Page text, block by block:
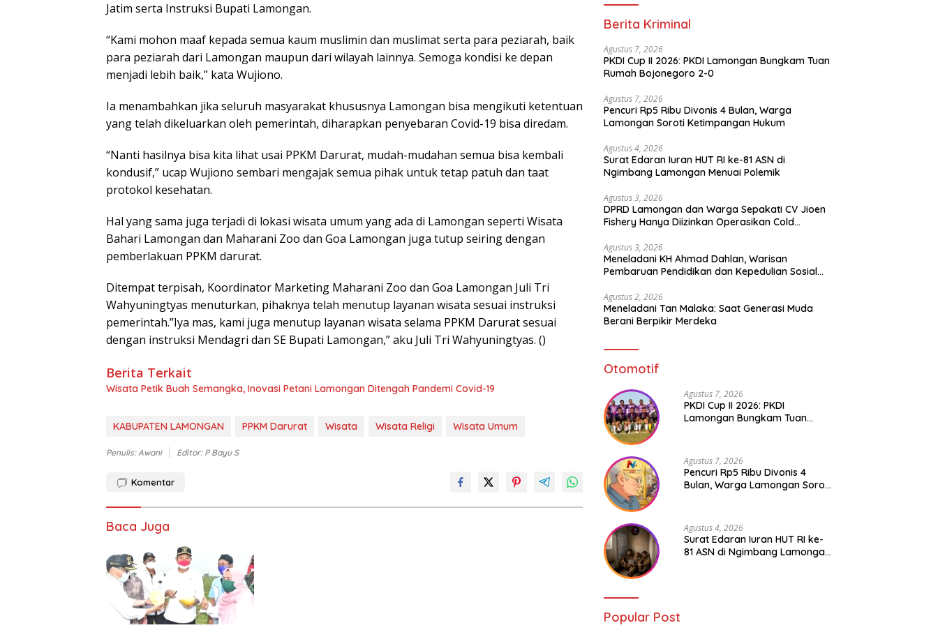
Jatim serta Instruksi Bupati Lamongan.
“Kami mohon maaf kepada semua kaum muslimin dan muslimat serta para peziarah, baik
para peziarah dari Lamongan maupun dari wilayah lainnya. Semoga kondisi ke depan
menjadi lebih baik,” kata Wujiono.
Ia menambahkan jika seluruh masyarakat khususnya Lamongan bisa mengikuti ketentuan
yang telah dikeluarkan oleh pemerintah, diharapkan penyebaran Covid-19 bisa diredam.
“Nanti hasilnya bisa kita lihat usai PPKM Darurat, mudah-mudahan semua bisa kembali
kondusif,” ucap Wujiono sembari mengajak semua pihak untuk tetap patuh dan taat
protokol kesehatan.
Hal yang sama juga terjadi di lokasi wisata umum yang ada di Lamongan seperti Wisata
Bahari Lamongan dan Maharani Zoo dan Goa Lamongan juga tutup seiring dengan
pemberlakuan PPKM darurat.
Ditempat terpisah, Koordinator Marketing Maharani Zoo dan Goa Lamongan Juli Tri
Wahyuningtyas menuturkan, pihaknya telah menutup layanan wisata sesuai instruksi
pemerintah.”Iya mas, kami juga menutup layanan wisata selama PPKM Darurat sesuai
dengan instruksi Mendagri dan SE Bupati Lamongan,” aku Juli Tri Wahyuningtyas. ()
Berita Terkait
Wisata Petik Buah Semangka, Inovasi Petani Lamongan Ditengah Pandemi Covid-19
KABUPATEN LAMONGAN PPKM Darurat Wisata Wisata Religi Wisata Umum
Penulis: Awani Editor: P Bayu S
Komentar
Baca Juga
Berita Kriminal
Agustus 7, 2026
PKDI Cup II 2026: PKDI Lamongan Bungkam Tuan
Rumah Bojonegoro 2-0
Agustus 7, 2026
Pencuri Rp5 Ribu Divonis 4 Bulan, Warga
Lamongan Soroti Ketimpangan Hukum
Agustus 4, 2026
Surat Edaran Iuran HUT RI ke-81 ASN di
Ngimbang Lamongan Menuai Polemik
Agustus 3, 2026
DPRD Lamongan dan Warga Sepakati CV Jioen
Fishery Hanya Diizinkan Operasikan Cold
Agustus 3, 2026
Meneladani KH Ahmad Dahlan, Warisan
Pembaruan Pendidikan dan Kepedulian Sosial
Agustus 2, 2026
Meneladani Tan Malaka: Saat Generasi Muda
Berani Berpikir Merdeka
Otomotif
Agustus 7, 2026
PKDI Cup II 2026: PKDI
Lamongan Bungkam Tuan
Agustus 7, 2026
Pencuri Rp5 Ribu Divonis 4
Bulan, Warga Lamongan Soroti
Agustus 4, 2026
Surat Edaran Iuran HUT RI ke-
81 ASN di Ngimbang Lamongan
Popular Post